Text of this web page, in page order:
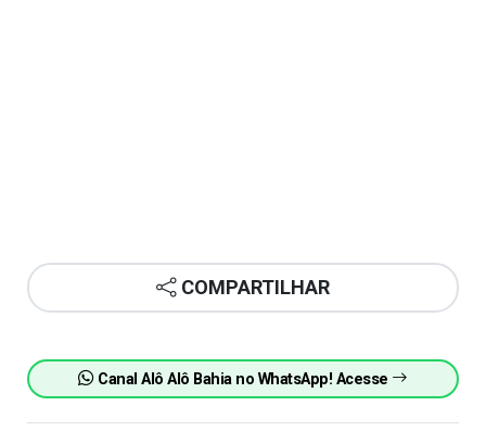
COMPARTILHAR
Canal Alô Alô Bahia no WhatsApp! Acesse